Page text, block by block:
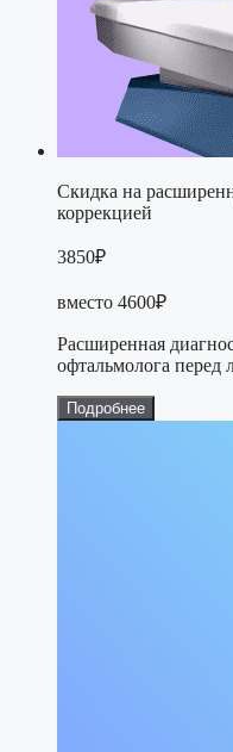
Скидка на
коррекцией
3850₽
вместо 4600₽
Расширенная
офтальмолога перед
Подробнее